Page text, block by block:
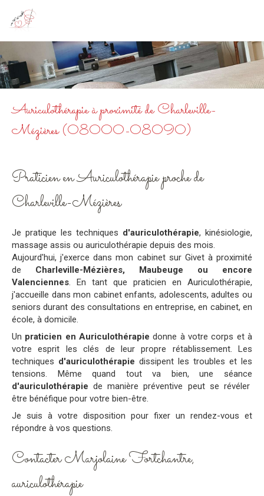
Auriculothérapie à proximité de Charleville-
Mézières (08000-08090)
Praticien en Auriculothérapie proche de
Charleville-Mézières
Je pratique les techniques d'auriculothérapie, kinésiologie,
massage assis ou auriculothérapie depuis des mois.
Aujourd'hui, j'exerce dans mon cabinet sur Givet à proximité
de Charleville-Mézières, Maubeuge ou encore
Valenciennes. En tant que praticien en Auriculothérapie,
j'accueille dans mon cabinet enfants, adolescents, adultes ou
seniors durant des consultations en entreprise, en cabinet, en
école, à domicile.
Un praticien en Auriculothérapie donne à votre corps et à
votre esprit les clés de leur propre rétablissement. Les
techniques d'auriculothérapie dissipent les troubles et les
tensions. Même quand tout va bien, une séance
d'auriculothérapie de manière préventive peut se révéler
être bénéfique pour votre bien-être.
Je suis à votre disposition pour fixer un rendez-vous et
répondre à vos questions.
Contacter Marjolaine Fortchantre,
auriculothérapie